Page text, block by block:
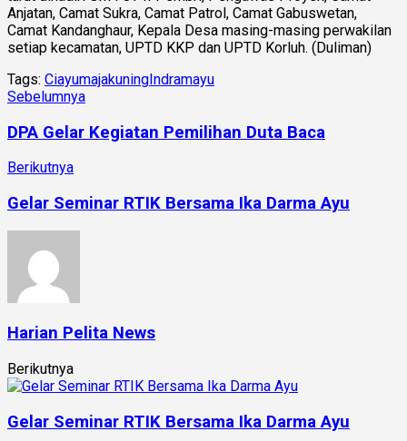
Anjatan, Camat Sukra, Camat Patrol, Camat Gabuswetan,
Camat Kandanghaur, Kepala Desa masing-masing perwakilan
setiap kecamatan, UPTD KKP dan UPTD Korluh. (Duliman)
Tags: CiayumajakuningIndramayu
Sebelumnya
DPA Gelar Kegiatan Pemilihan Duta Baca
Berikutnya
Gelar Seminar RTIK Bersama Ika Darma Ayu
Harian Pelita News
Berikutnya
Gelar Seminar RTIK Bersama Ika Darma Ayu